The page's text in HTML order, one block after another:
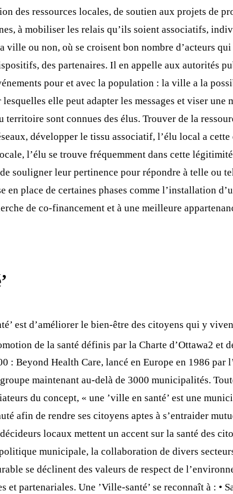
des ressources locales, de soutien aux projets de
à mobiliser les relais qu’ils soient associatifs,
ville ou non, où se croisent bon nombre d’acteurs
des partenaires. Il en appelle aux autorités
pour et avec la population : la ville a la
elle peut adapter les messages et viser
territoire sont connues des élus. Trouver de la
développer le tissu associatif, l’élu local a
l’élu se trouve fréquemment dans cette
souligner leur pertinence pour répondre à telle
en place de certaines phases comme l’installation
de co-financement et à une meilleure
est d’améliorer le bien-être des citoyens qui y
de la santé définis par la Charte d’Ottawa2 et
: Beyond Health Care, lancé en Europe en 1986
maintenant au-delà de 3000 municipalités.
du concept, « une ’ville en santé’ est une
afin de rendre ses citoyens aptes à s’entraider
locaux mettent un accent sur la santé des
municipale, la collaboration de divers
se déclinent des valeurs de respect de
partenariales. Une ’Ville-santé’ se reconnaît à : •